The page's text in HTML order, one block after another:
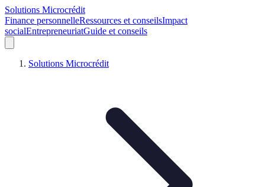
Solutions Microcrédit
Finance personnelleRessources et conseilsImpact
socialEntrepreneuriatGuide et conseils
Solutions Microcrédit